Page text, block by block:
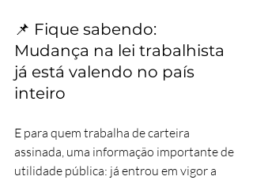
📌 Fique sabendo:
Mudança na lei trabalhista
já está valendo no país
inteiro
E para quem trabalha de carteira
assinada, uma informação importante de
utilidade pública: já entrou em vigor a